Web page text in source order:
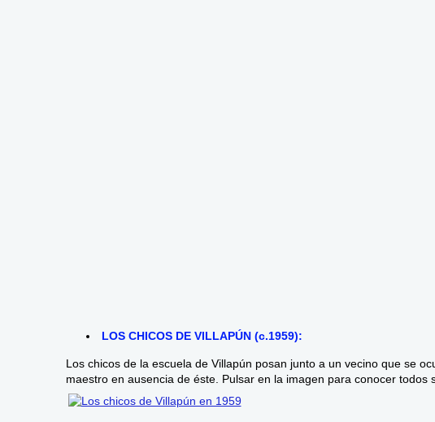
LOS CHICOS DE VILLAPÚN (c.1959):
Los chicos de la escuela de Villapún posan junto a un vecino que se
maestro en ausencia de éste. Pulsar en la imagen para conocer todos